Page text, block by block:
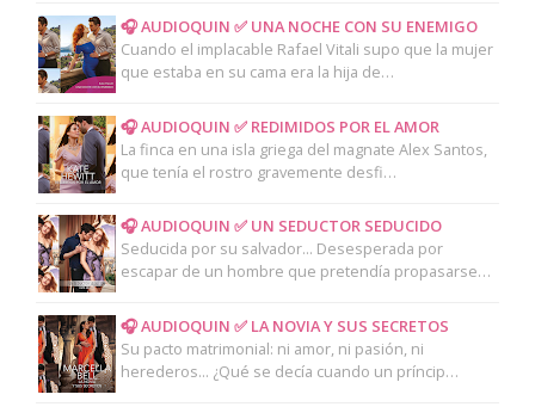
🎧 AUDIOQUIN ✅ UNA NOCHE CON SU ENEMIGO
Cuando el implacable Rafael Vitali supo que la mujer
que estaba en su cama era la hija de…
🎧 AUDIOQUIN ✅ REDIMIDOS POR EL AMOR
La finca en una isla griega del magnate Alex Santos,
que tenía el rostro gravemente desfi…
🎧 AUDIOQUIN ✅ UN SEDUCTOR SEDUCIDO
Seducida por su salvador... Desesperada por
escapar de un hombre que pretendía propasarse…
🎧 AUDIOQUIN ✅ LA NOVIA Y SUS SECRETOS
Su pacto matrimonial: ni amor, ni pasión, ni
herederos... ¿Qué se decía cuando un príncip…